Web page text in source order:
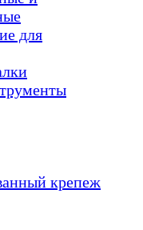
для
крепеж